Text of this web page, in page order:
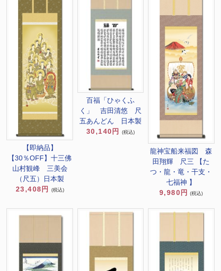
【即納品】
【30％OFF】十三佛
山村観峰 三美会
（尺五）日本製
23,408円
(税込)
百福「ひゃくふ
く」 吉田清悠 尺
五あんどん 日本製
30,140円
(税込)
龍神宝船来福図 森
田翔輝 尺三 【た
つ・龍・竜・干支・
七福神 】
9,980円
(税込)